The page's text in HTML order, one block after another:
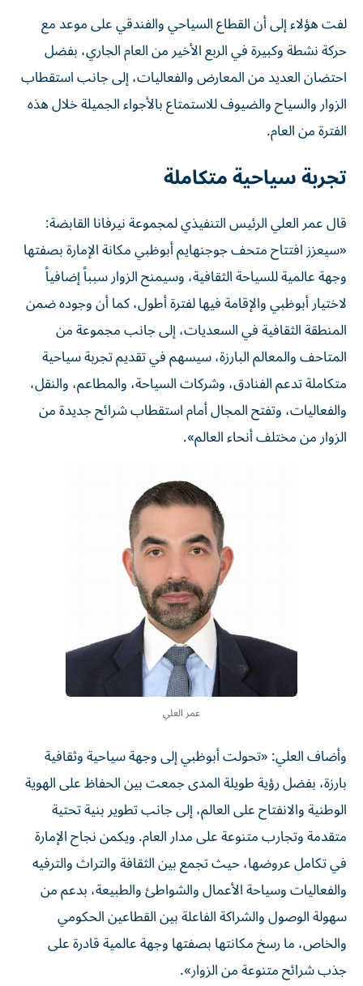
لفت هؤلاء إلى أن القطاع السياحي والفندقي على موعد مع
حركة نشطة وكبيرة في الربع الأخير من العام الجاري، بفضل
احتضان العديد من المعارض والفعاليات، إلى جانب استقطاب
الزوار والسياح والضيوف للاستمتاع بالأجواء الجميلة خلال هذه
الفترة من العام.
تجربة سياحية متكاملة
قال عمر العلي الرئيس التنفيذي لمجموعة نيرفانا القابضة:
«سيعزز افتتاح متحف جوجنهايم أبوظبي مكانة الإمارة بصفتها
وجهة عالمية للسياحة الثقافية، وسيمنح الزوار سبباً إضافياً
لاختيار أبوظبي والإقامة فيها لفترة أطول، كما أن وجوده ضمن
المنطقة الثقافية في السعديات، إلى جانب مجموعة من
المتاحف والمعالم البارزة، سيسهم في تقديم تجربة سياحية
متكاملة تدعم الفنادق، وشركات السياحة، والمطاعم، والنقل،
والفعاليات، وتفتح المجال أمام استقطاب شرائح جديدة من
الزوار من مختلف أنحاء العالم».
عمر العلي
وأضاف العلي: «تحولت أبوظبي إلى وجهة سياحية وثقافية
بارزة، بفضل رؤية طويلة المدى جمعت بين الحفاظ على الهوية
الوطنية والانفتاح على العالم، إلى جانب تطوير بنية تحتية
متقدمة وتجارب متنوعة على مدار العام. ويكمن نجاح الإمارة
في تكامل عروضها، حيث تجمع بين الثقافة والتراث والترفيه
والفعاليات وسياحة الأعمال والشواطئ والطبيعة، بدعم من
سهولة الوصول والشراكة الفاعلة بين القطاعين الحكومي
والخاص، ما رسخ مكانتها بصفتها وجهة عالمية قادرة على
جذب شرائح متنوعة من الزوار».